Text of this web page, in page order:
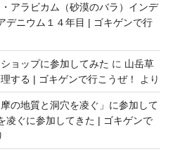
アラビカム（砂漠のバラ）インデ
デニウム１４年目 | ゴキゲンで行
ョップに参加してみた に 山岳草
する | ゴキゲンで行こうぜ！
より
の地質と洞穴を凌ぐ」に参加して
凌ぐに参加してきた | ゴキゲンで